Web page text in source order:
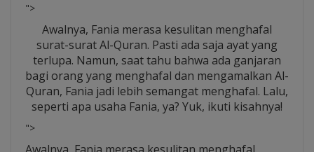
">
Awalnya, Fania merasa kesulitan menghafal
surat-surat Al-Quran. Pasti ada saja ayat yang
terlupa. Namun, saat tahu bahwa ada ganjaran
bagi orang yang menghafal dan mengamalkan Al-
Quran, Fania jadi lebih semangat menghafal. Lalu,
seperti apa usaha Fania, ya? Yuk, ikuti kisahnya!
">